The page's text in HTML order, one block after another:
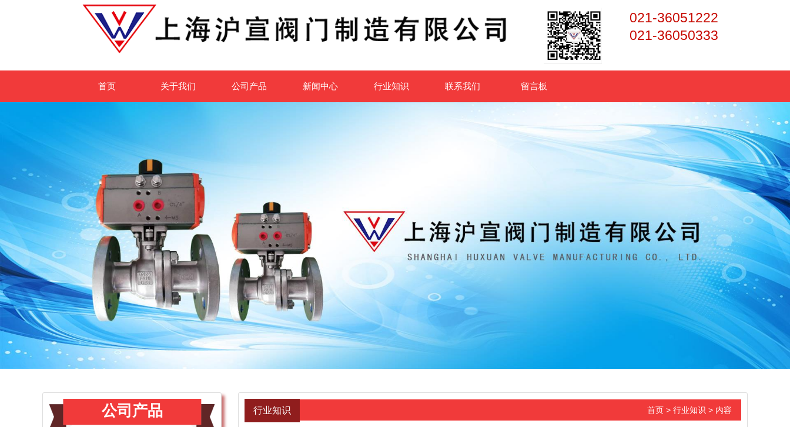
021-36051222
021-36050333
首页 关于我们 公司产品 新闻中心 行业知识 联系我们 留言板
公司产品 行业知识 首页 > 行业知识 > 内容